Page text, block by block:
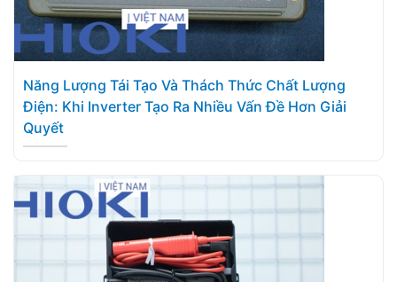
Năng Lượng Tái Tạo Và Thách Thức Chất Lượng
Điện: Khi Inverter Tạo Ra Nhiều Vấn Đề Hơn Giải
Quyết